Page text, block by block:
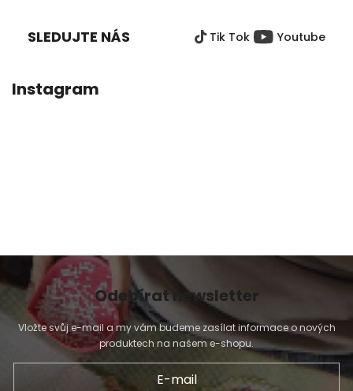
SLEDUJTE NÁS Tik Tok Youtube
Instagram
Odebírat newsletter
Vložte svůj e-mail a my vám budeme zasílat informace o nových
produktech na našem e-shopu.
E-mail